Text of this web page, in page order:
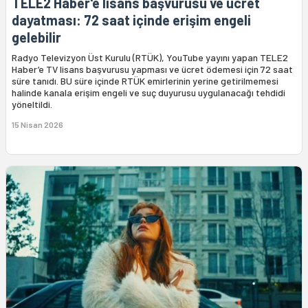
dayatması: 72 saat içinde erişim engeli
gelebilir
Radyo Televizyon Üst Kurulu (RTÜK), YouTube yayını yapan TELE2
Haber’e TV lisans başvurusu yapması ve ücret ödemesi için 72 saat
süre tanıdı. BU süre içinde RTÜK emirlerinin yerine getirilmemesi
halinde kanala erişim engeli ve suç duyurusu uygulanacağı tehdidi
yöneltildi.
15 Nisan 2026